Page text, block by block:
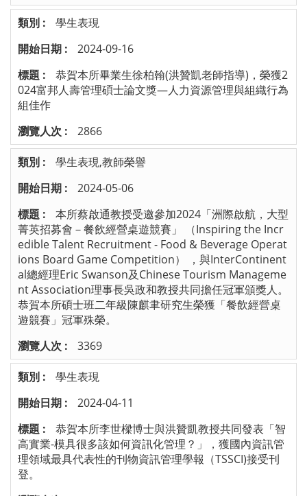
學生表現
2024-09-16
恭賀本所畢業生徐柏翰(洪贊凱老師指導)，榮獲2
024富邦人壽管理碩士論文獎—人力資源管理與組織行為
組佳作
2866
學生表現,教師榮譽
2024-05-06
本所蔡啟通教授受邀參加2024「洲際啟航，大型
菁英招募會－餐飲經營桌遊競賽」 （Inspiring the Incr
edible Talent Recruitment - Food & Beverage Operat
ions Board Game Competition） ，與InterContinent
al總經理Eric Swanson及Chinese Tourism Manageme
nt Association理事長吳政和教授共同擔任冠軍頒獎人。
恭賀本所碩士班二年級陳麒聿研究生榮獲「餐飲經營桌
遊競賽」冠軍殊榮。
3369
學生表現
2024-04-11
恭賀本所李世樑博士與洪贊凱教授共同發表「智
高實業-模具很多該如何資訊化管理？」，獲國內資訊管
理領域最具代表性的刊物資訊管理學報（TSSCI)接受刊
登。